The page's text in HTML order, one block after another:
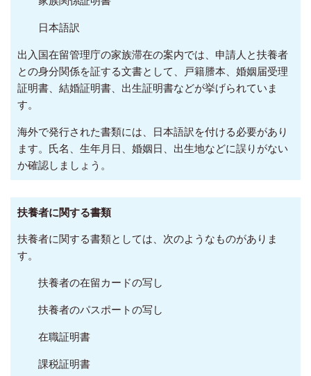
日本語訳
出入国在留管理庁の家族滞在の案内では、申請人と扶養者
との身分関係を証する文書として、戸籍謄本、婚姻届受理
証明書、結婚証明書、出生証明書などが挙げられていま
す。
海外で発行された書類には、日本語訳を付ける必要があり
ます。氏名、生年月日、婚姻日、出生地などに誤りがない
か確認しましょう。
扶養者に関する書類
扶養者に関する書類としては、次のようなものがありま
す。
扶養者の在留カードの写し
扶養者のパスポートの写し
在職証明書
課税証明書